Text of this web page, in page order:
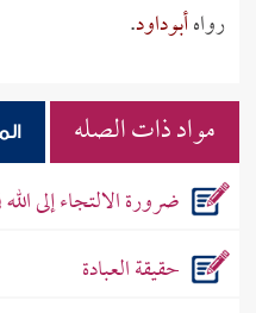
رواهأبوداود.
مواد ذات الصله
ضرورة الالتجاء إلى
حقيقة العبادة